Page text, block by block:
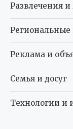
Развлечения
Региональные
Реклама и
Семья и досуг
Технологии и